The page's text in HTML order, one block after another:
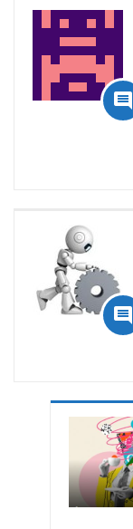

